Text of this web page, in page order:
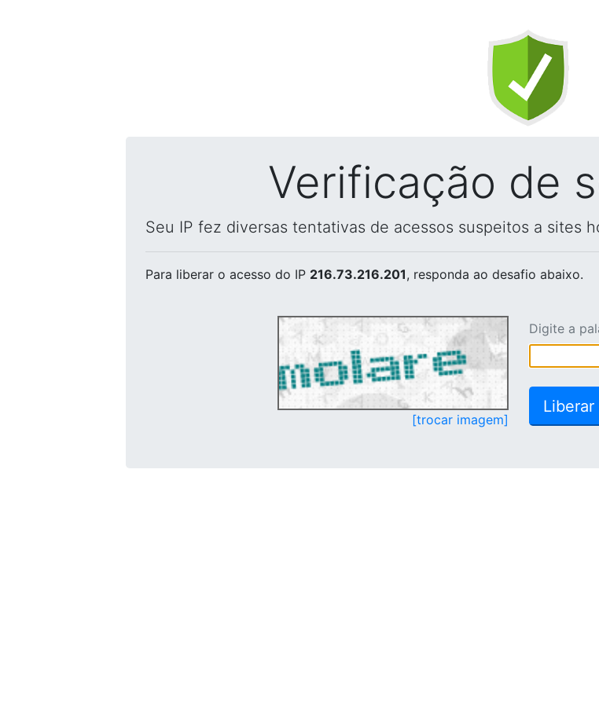
Verificação de
Seu IP fez diversas tentativas de acessos suspeitos a sites
Para liberar o acesso do IP 216.73.216.201, responda ao desafio abaixo.
[trocar imagem]
Digite a